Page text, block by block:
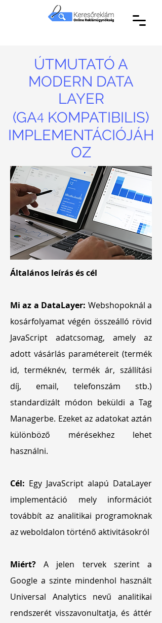
ÚTMUTATÓ A
MODERN DATA
LAYER
(GA4 KOMPATIBILIS)
IMPLEMENTÁCIÓJÁH
OZ
Általános leírás és cél
Mi az a DataLayer: Webshopoknál a
kosárfolyamat végén összeálló rövid
JavaScript adatcsomag, amely az
adott vásárlás paramétereit (termék
id, terméknév, termék ár, szállítási
díj, email, telefonszám stb.)
standardizált módon beküldi a Tag
Managerbe. Ezeket az adatokat aztán
különböző mérésekhez lehet
használni.
Cél: Egy JavaScript alapú DataLayer
implementáció mely információt
továbbít az analitikai programoknak
az weboldalon történő aktivitásokról
Miért? A jelen tervek szerint a
Google a szinte mindenhol használt
Universal Analytics nevű analitikai
rendszerét visszavonultatja, és áttér